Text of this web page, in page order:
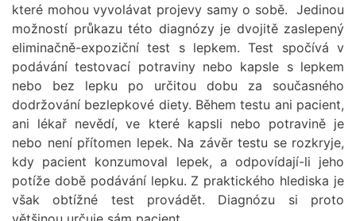
které mohou vyvolávat projevy samy o sobě. Jedinou
možností průkazu této diagnózy je dvojitě zaslepený
eliminačně-expoziční test s lepkem. Test spočívá v
podávání testovací potraviny nebo kapsle s lepkem
nebo bez lepku po určitou dobu za současného
dodržování bezlepkové diety. Během testu ani pacient,
ani lékař nevědí, ve které kapsli nebo potravině je
nebo není přítomen lepek. Na závěr testu se rozkryje,
kdy pacient konzumoval lepek, a odpovídají-li jeho
potíže době podávání lepku. Z praktického hlediska je
však obtížné test provádět. Diagnózu si proto